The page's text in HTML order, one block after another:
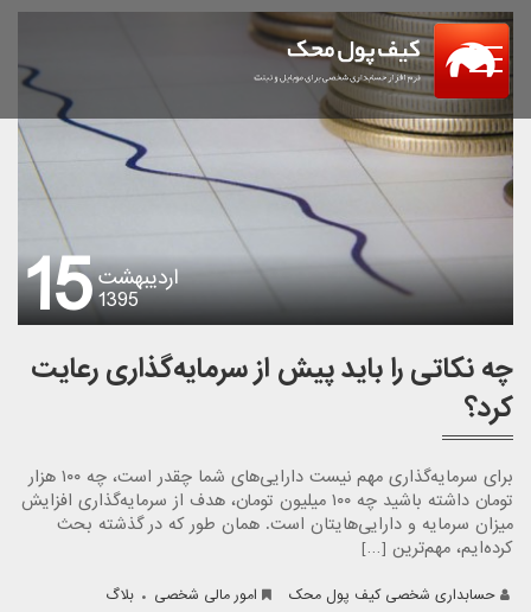
Menu
15اردیبهشت
1395
چه نکاتی را باید پیش از سرمایه‌گذاری رعایت
کرد؟
برای سرمایه‌گذاری مهم نیست دارایی‌های شما چقدر است، چه ۱۰۰ هزار
تومان داشته باشید چه ۱۰۰ میلیون تومان، هدف از سرمایه‌گذاری افزایش
میزان سرمایه و دارایی‌هایتان است. همان طور که در گذشته بحث
کرده‌ایم، مهم‌ترین […]
حسابداری شخصی کیف پول محک امور مالی شخصی . بلاگ